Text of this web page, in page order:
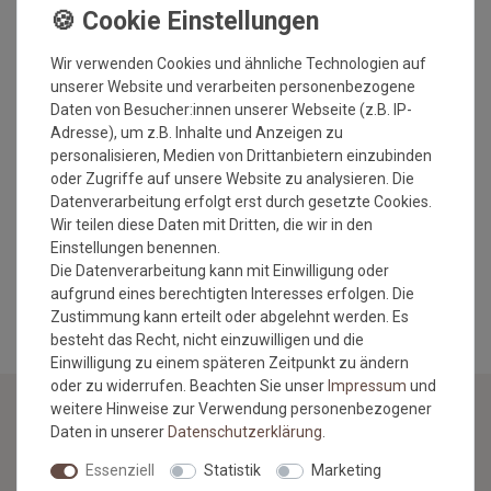
Florhöhe: ca. 5 mm
Gesamthöhe: ca. 6 mm
Gesamtgewicht: ca. 1900 gr./m²
Rücken: Latexwaffelrücken
Antistatisch
Fußbodenheizung geeignet
umweltfreundlich
schadstoffgeprüft
MEHR INFORMATIONEN ZUM EU VERANTWORTLICHEN »
Wir verwenden Cookies und ähnliche Technologien auf
unserer Website und verarbeiten personenbezogene
Daten von Besucher:innen unserer Webseite (z.B. IP-
Adresse), um z.B. Inhalte und Anzeigen zu
personalisieren, Medien von Drittanbietern einzubinden
oder Zugriffe auf unsere Website zu analysieren. Die
Datenverarbeitung erfolgt erst durch gesetzte Cookies.
Wir teilen diese Daten mit Dritten, die wir in den
Einstellungen benennen.
Die Datenverarbeitung kann mit Einwilligung oder
aufgrund eines berechtigten Interesses erfolgen. Die
Zustimmung kann erteilt oder abgelehnt werden. Es
besteht das Recht, nicht einzuwilligen und die
Einwilligung zu einem späteren Zeitpunkt zu ändern
oder zu widerrufen. Beachten Sie unser Impressum und
weitere Hinweise zur Verwendung personenbezogener
Daten in unserer Daten­schutz­erklärung
Essenziell Statistik Marketing